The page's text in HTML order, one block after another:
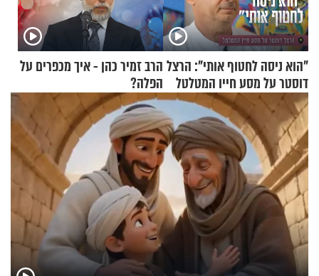
"הוא ניסה לחטוף אותי": הרצל
דוסטר על מסע חייו המטלטל
הרב זמיר כהן - איך מכפרים על
הפלה?